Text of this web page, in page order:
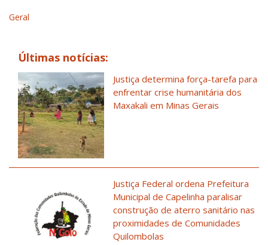
Geral
Últimas notícias:
Justiça determina força-tarefa para
enfrentar crise humanitária dos
Maxakali em Minas Gerais
Justiça Federal ordena Prefeitura
Municipal de Capelinha paralisar
construção de aterro sanitário nas
proximidades de Comunidades
Quilombolas